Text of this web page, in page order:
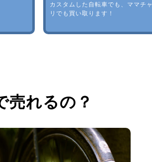
カスタムした自転車でも、ママチャ
リでも買い取ります！
売れるの？